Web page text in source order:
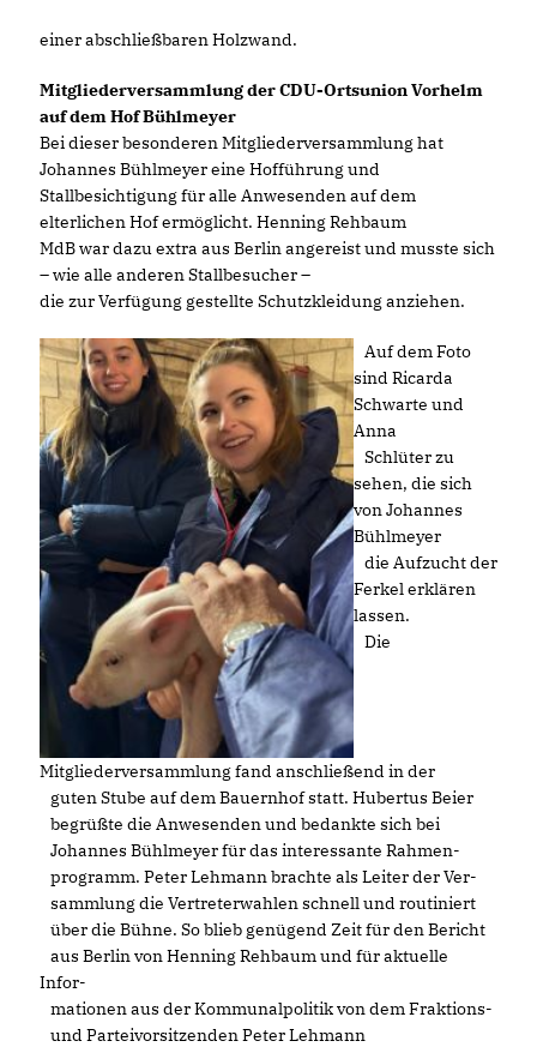
einer abschließbaren Holzwand.
Mitgliederversammlung der CDU-Ortsunion Vorhelm
auf dem Hof Bühlmeyer
Bei dieser besonderen Mitgliederversammlung hat
Johannes Bühlmeyer eine Hofführung und
Stallbesichtigung für alle Anwesenden auf dem
elterlichen Hof ermöglicht. Henning Rehbaum
MdB war dazu extra aus Berlin angereist und musste sich
– wie alle anderen Stallbesucher –
die zur Verfügung gestellte Schutzkleidung anziehen.
Auf dem Foto
sind Ricarda
Schwarte und
Anna
Schlüter zu
sehen, die sich
von Johannes
Bühlmeyer
die Aufzucht der
Ferkel erklären
lassen.
Die
Mitgliederversammlung fand anschließend in der
guten Stube auf dem Bauernhof statt. Hubertus Beier
begrüßte die Anwesenden und bedankte sich bei
Johannes Bühlmeyer für das interessante Rahmen-
programm. Peter Lehmann brachte als Leiter der Ver-
sammlung die Vertreterwahlen schnell und routiniert
über die Bühne. So blieb genügend Zeit für den Bericht
aus Berlin von Henning Rehbaum und für aktuelle
Infor-
mationen aus der Kommunalpolitik von dem Fraktions-
und Parteivorsitzenden Peter Lehmann